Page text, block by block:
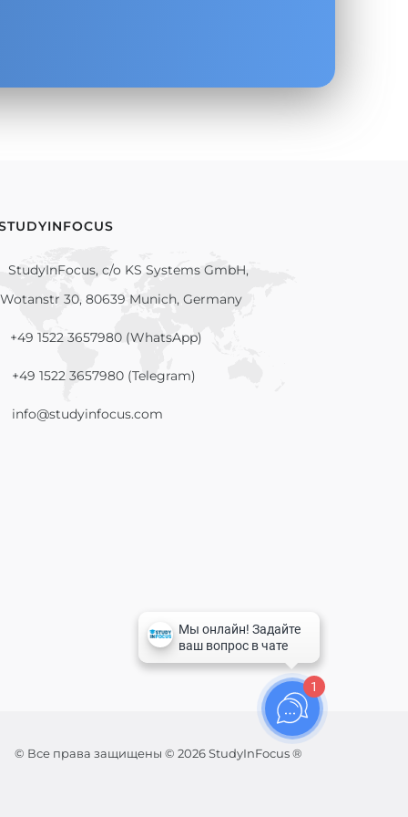
StudyInFocus, c/o KS Systems GmbH,
Wotanstr 30, 80639 Munich, Germany
+49 1522 3657980 (WhatsApp)
+49 1522 3657980 (Telegram)
info@studyinfocus.com
© Все права защищены © 2026 StudyInFocus ®
1